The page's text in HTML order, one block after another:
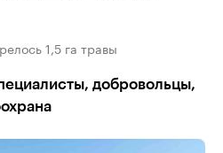
1,5 га травы
добровольцы,